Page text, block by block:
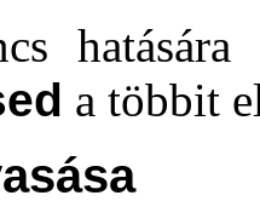
a többit